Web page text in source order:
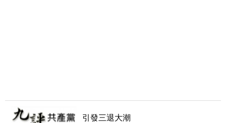
引發三退大潮